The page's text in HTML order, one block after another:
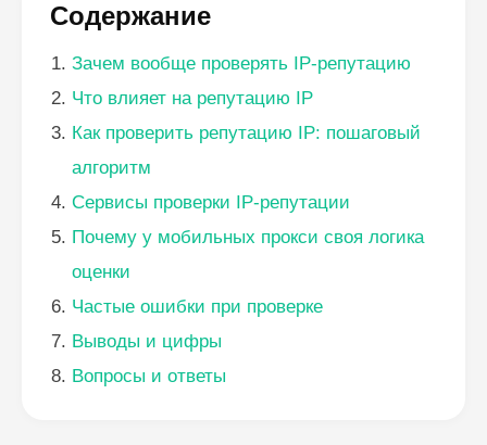
Содержание
Зачем вообще проверять IP-репутацию
Что влияет на репутацию IP
Как проверить репутацию IP: пошаговый
алгоритм
Сервисы проверки IP-репутации
Почему у мобильных прокси своя логика
оценки
Частые ошибки при проверке
Выводы и цифры
Вопросы и ответы